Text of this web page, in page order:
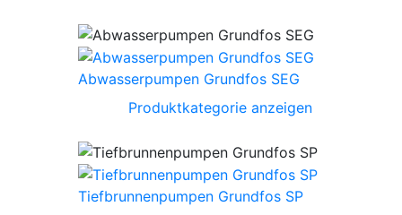
Abwasserpumpen Grundfos SEG
Produktkategorie anzeigen
Tiefbrunnenpumpen Grundfos SP